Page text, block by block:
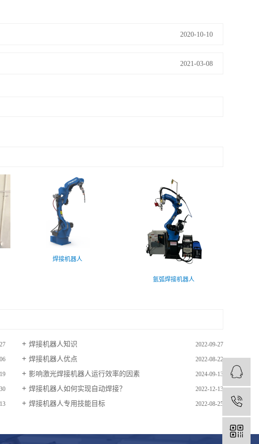
2020-10-10
2021-03-08
焊接机器人
氩弧焊接机器人
焊接机器人知识 2022-09-27
焊接机器人优点 2022-08-22
影响激光焊接机器人运行效率的因素 2024-09-13
焊接机器人如何实现自动焊接？ 2022-12-13
焊接机器人专用技能目标 2022-08-25